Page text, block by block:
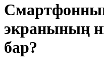
экранының
бар?